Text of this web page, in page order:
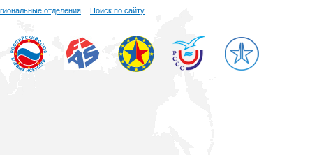
отделения Поиск по сайту